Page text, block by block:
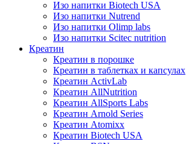
Изо напитки Biotech USA
Изо напитки Nutrend
Изо напитки Olimp labs
Изо напитки Scitec nutrition
Креатин
Креатин в порошке
Креатин в таблетках и капсулах
Креатин ActivLab
Креатин AllNutrition
Креатин AllSports Labs
Креатин Arnold Series
Креатин Atomixx
Креатин Biotech USA